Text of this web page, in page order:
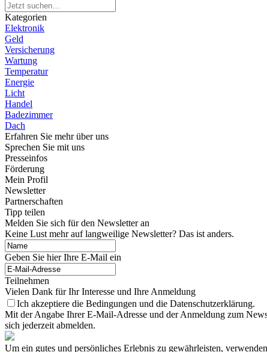
Kategorien
Elektronik
Geld
Versicherung
Wartung
Temperatur
Energie
Licht
Handel
Badezimmer
Dach
Erfahren Sie mehr über uns
Sprechen Sie mit uns
Presseinfos
Förderung
Mein Profil
Newsletter
Partnerschaften
Tipp teilen
Melden Sie sich für den Newsletter an
Keine Lust mehr auf langweilige Newsletter? Das ist anders.
Geben Sie hier Ihre E-Mail ein
Teilnehmen
Vielen Dank für Ihr Interesse und Ihre Anmeldung
Ich akzeptiere die Bedingungen und die Datenschutzerklärung.
Mit der Angabe Ihrer E-Mail-Adresse und der Anmeldung zum
sich jederzeit abmelden.
Um ein gutes und persönliches Erlebnis zu gewährleisten,